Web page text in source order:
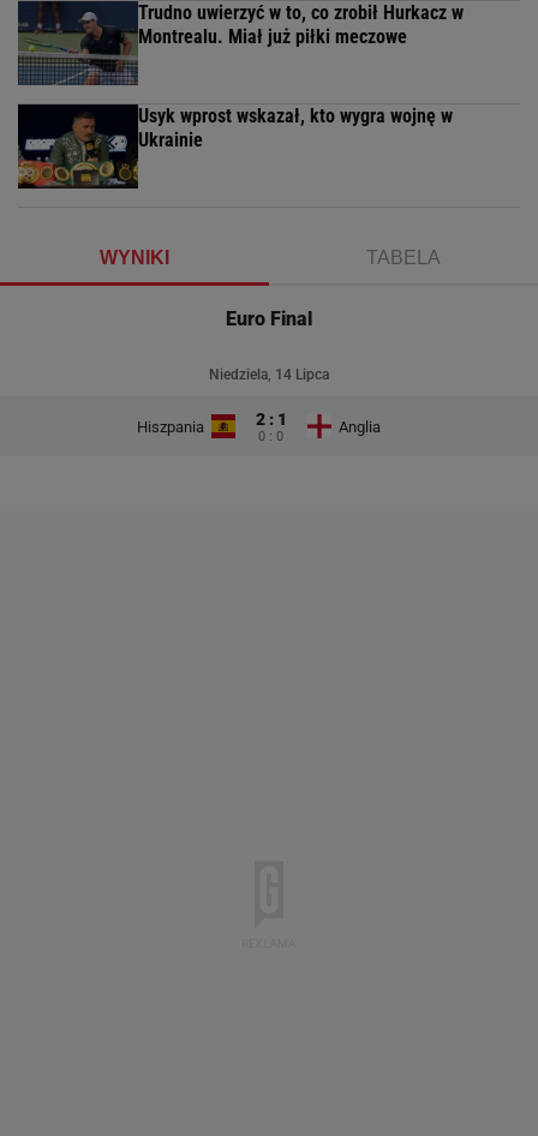
Trudno uwierzyć w to, co zrobił Hurkacz w
Montrealu. Miał już piłki meczowe
Usyk wprost wskazał, kto wygra wojnę w
Ukrainie
WYNIKI TABELA
Euro Final
Niedziela, 14 Lipca
Hiszpania 2 : 1
0 : 0
Anglia